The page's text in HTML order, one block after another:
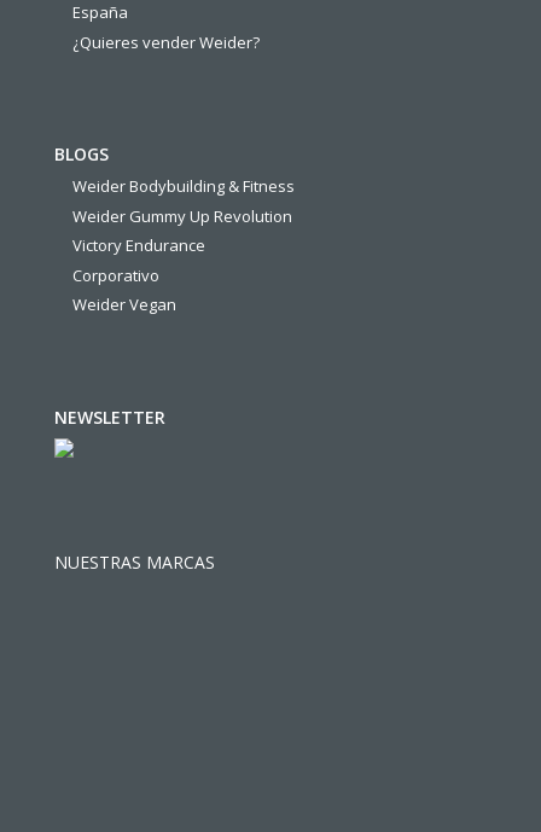
España
¿Quieres vender Weider?
BLOGS
Weider Bodybuilding & Fitness
Weider Gummy Up Revolution
Victory Endurance
Corporativo
Weider Vegan
NEWSLETTER
NUESTRAS MARCAS